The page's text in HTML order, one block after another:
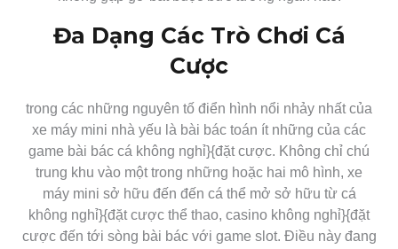
Đa Dạng Các Trò Chơi Cá
Cược
trong các những nguyên tố điển hình nổi nhảy nhất của
xe máy mini nhà yếu là bài bác toán ít những của các
game bài bác cá không nghỉ}{đặt cược. Không chỉ chú
trung khu vào một trong những hoặc hai mô hình, xe
máy mini sở hữu đến đến cá thể mở sở hữu từ cá
không nghỉ}{đặt cược thể thao, casino không nghỉ}{đặt
cược đến tới sòng bài bác với game slot. Điều này đang